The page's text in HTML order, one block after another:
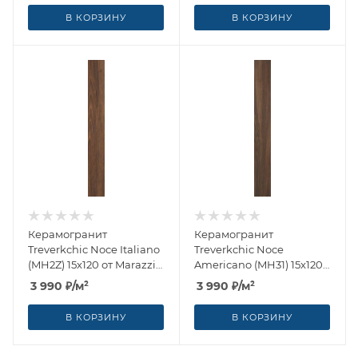
В КОРЗИНУ В КОРЗИНУ
Керамогранит
Treverkchic Noce Italiano
(MH2Z) 15x120 от Marazzi
Italy (Италия)
3 990 ₽/м²
В КОРЗИНУ
Керамогранит
Treverkchic Noce
Americano (MH31) 15x120
от Marazzi Italy (Италия)
3 990 ₽/м²
В КОРЗИНУ